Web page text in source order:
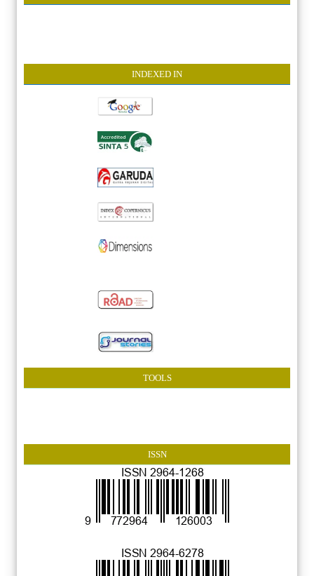
INDEXED IN
TOOLS
ISSN